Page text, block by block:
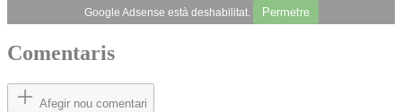
Google Adsense està deshabilitat. Permetre
Comentaris
Afegir nou comentari